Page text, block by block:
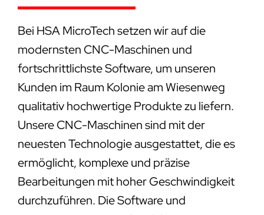
Bei HSA MicroTech setzen wir auf die
modernsten CNC-Maschinen und
fortschrittlichste Software, um unseren
Kunden im Raum Kolonie am Wiesenweg
qualitativ hochwertige Produkte zu liefern.
Unsere CNC-Maschinen sind mit der
neuesten Technologie ausgestattet, die es
ermöglicht, komplexe und präzise
Bearbeitungen mit hoher Geschwindigkeit
durchzuführen. Die Software und